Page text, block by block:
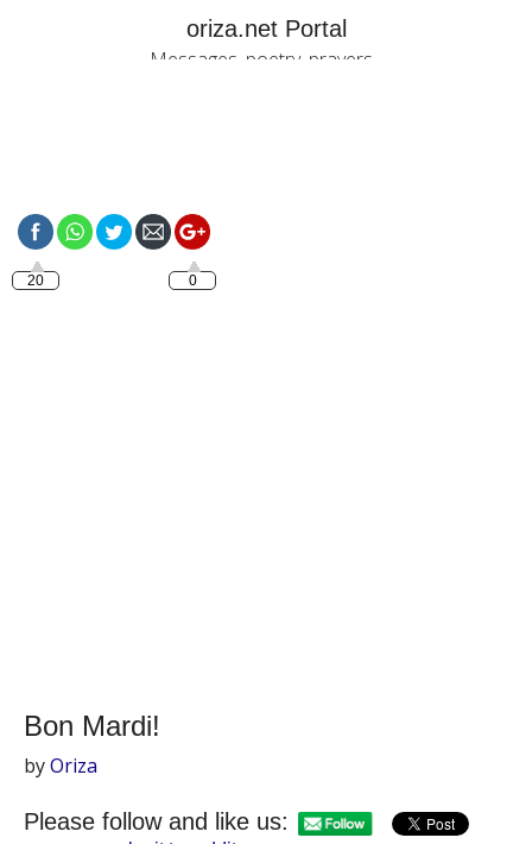
oriza.net Portal
Messages, poetry, prayers...
Bon Mardi!
byOriza
Please follow and like us:
20 0